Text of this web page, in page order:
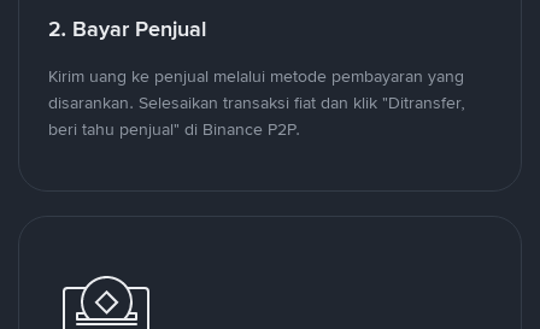
2. Bayar Penjual
Kirim uang ke penjual melalui metode pembayaran yang
disarankan. Selesaikan transaksi fiat dan klik "Ditransfer,
beri tahu penjual" di Binance P2P.